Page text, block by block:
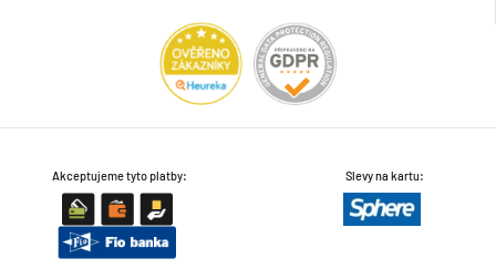
Akceptujeme tyto platby: Slevy na kartu: